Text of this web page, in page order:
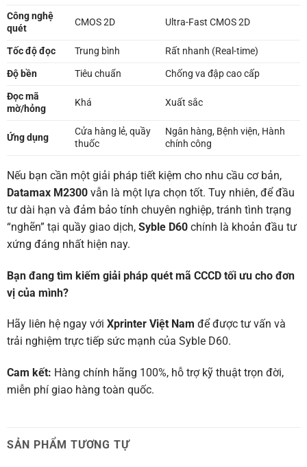
Công nghệ
quét
CMOS 2D Ultra-Fast CMOS 2D
Tốc độ đọc Trung bình
Rất nhanh (Real-time)
Độ bền
Tiêu chuẩn
Chống va đập cao cấp
Đọc mã
mờ/hỏng
Khá Xuất sắc
Ứng dụng
Cửa hàng lẻ, quầy
thuốc
Ngân hàng, Bệnh viện, Hành
chính công
Nếu bạn cần một giải pháp tiết kiệm cho nhu cầu cơ bản,
Datamax M2300vẫn là một lựa chọn tốt. Tuy nhiên, để đầu
tư dài hạn và đảm bảo tính chuyên nghiệp, tránh tình trạng
“nghẽn” tại quầy giao dịch, Syble D60chính là khoản đầu tư
xứng đáng nhất hiện nay.
Bạn đang tìm kiếm giải pháp quét mã CCCD tối ưu cho đơn
vị của mình?
Hãy liên hệ ngay với Xprinter Việt Nam để được tư vấn và
trải nghiệm trực tiếp sức mạnh của Syble D60.
Cam kết: Hàng chính hãng 100%, hỗ trợ kỹ thuật trọn đời,
miễn phí giao hàng toàn quốc.
SẢN PHẨM TƯƠNG TỰ